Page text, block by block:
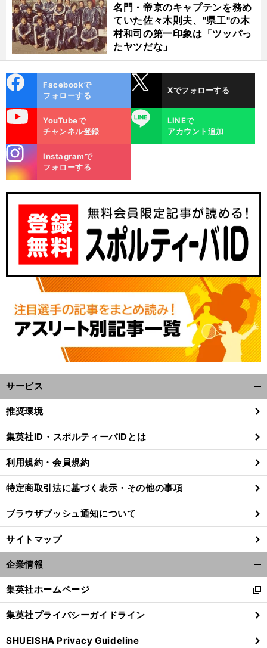
０
」 。
前
名門・帝京のキャプテンを務め
ていた佐々木則夫、"県工"の木
村和司の第一印象は「ツッパっ
たヤツだな」
ok
Facebookで
フォローする
Xでフォローする
YouTubeで
チャンネル登録
LINE
LINEで
アカウント追加
m
Instagramで
フォローする
サービス
閉
る
推奨環境
集英社ID・スポルティーバIDとは
利用規約・会員規約
特定商取引法に基づく表示・その他の事項
ブラウザプッシュ通知について
サイトマップ
企業情報
閉
る
集英社ホームページ
新
し
い
ウ
ィ
集英社プライバシーガイドライン
SHUEISHA Privacy Guideline